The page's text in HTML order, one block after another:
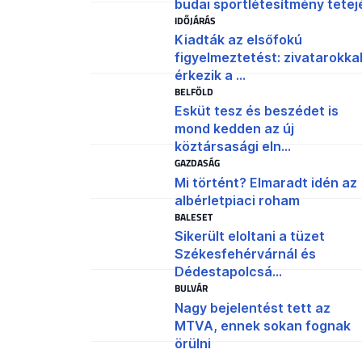
budai sportlétesítmény
IDŐJÁRÁS
Kiadták az elsőfokú
figyelmeztetést: zivatarokkal
érkezik a ...
BELFÖLD
Esküt tesz és beszédet is
mond kedden az új
köztársasági eln...
GAZDASÁG
Mi történt? Elmaradt idén az
albérletpiaci roham
BALESET
Sikerült eloltani a tüzet
Székesfehérvárnál és
Dédestapolcsá...
BULVÁR
Nagy bejelentést tett az
MTVA, ennek sokan fognak
örülni